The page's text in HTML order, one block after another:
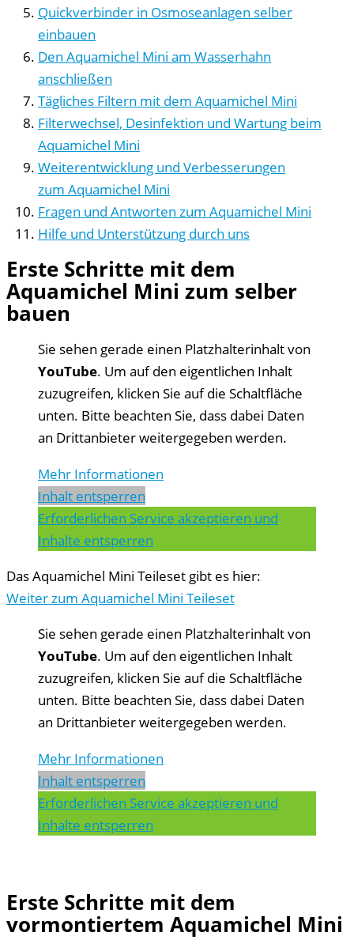
Quickverbinder in Osmoseanlagen selber
einbauen
Den Aquamichel Mini am Wasserhahn
anschließen
Tägliches Filtern mit dem Aquamichel Mini
Filterwechsel, Desinfektion und Wartung beim
Aquamichel Mini
Weiterentwicklung und Verbesserungen
zum Aquamichel Mini
Fragen und Antworten zum Aquamichel Mini
Hilfe und Unterstützung durch uns
Erste Schritte mit dem
Aquamichel Mini zum selber
bauen
Sie sehen gerade einen Platzhalterinhalt von
YouTube. Um auf den eigentlichen Inhalt
zuzugreifen, klicken Sie auf die Schaltfläche
unten. Bitte beachten Sie, dass dabei Daten
an Drittanbieter weitergegeben werden.
Mehr Informationen
Inhalt entsperren
Erforderlichen Service akzeptieren und
Inhalte entsperren
Das Aquamichel Mini Teileset gibt es hier:
Weiter zum Aquamichel Mini Teileset
Sie sehen gerade einen Platzhalterinhalt von
YouTube. Um auf den eigentlichen Inhalt
zuzugreifen, klicken Sie auf die Schaltfläche
unten. Bitte beachten Sie, dass dabei Daten
an Drittanbieter weitergegeben werden.
Mehr Informationen
Inhalt entsperren
Erforderlichen Service akzeptieren und
Inhalte entsperren
Erste Schritte mit dem
vormontiertem Aquamichel Mini